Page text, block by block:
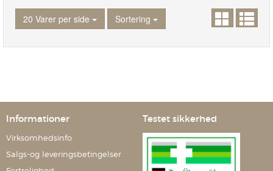
20 Varer per side Sortering
Informationer
Virksomhedsinfo
Salgs-og leveringsbetingelser
Testet sikkerhed